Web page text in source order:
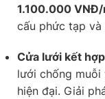
1.100.000 VNĐ/
cấu phức tạp và
Cửa lưới kết
lưới chống muỗi
hiện đại. Giải